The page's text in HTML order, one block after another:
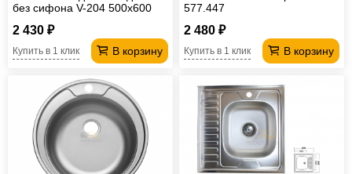
без сифона V-204 500х600
2 430 ₽
В корзину
Купить в 1 клик
577.447
2 480 ₽
В корзину
Купить в 1 клик